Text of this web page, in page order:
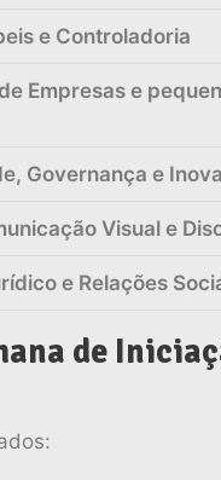
e Controladoria
Empresas e
Governança e
Visual e
e Relações
de